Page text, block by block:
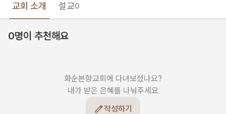
교회 소개 설교0
0명이 추천해요
화순본향교회에 다녀보셨나요?
내가 받은 은혜를 나눠주세요
작성하기